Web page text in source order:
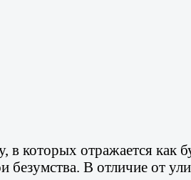
в которых отражается как
безумства. В отличие от